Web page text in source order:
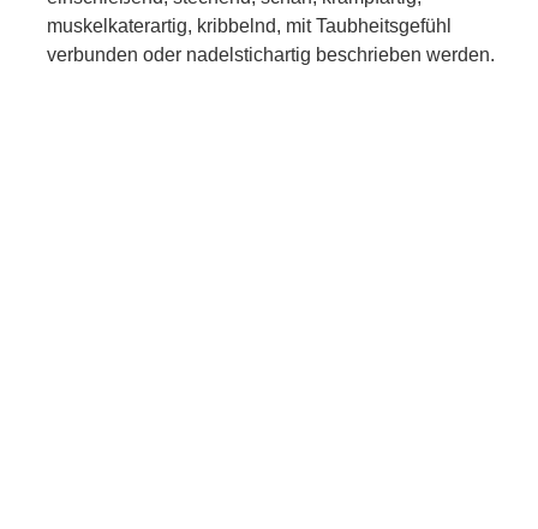
muskelkaterartig, kribbelnd, mit Taubheitsgefühl
verbunden oder nadelstichartig beschrieben werden.